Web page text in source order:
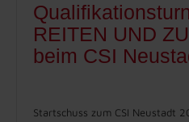
REITEN UND
beim CSI
Startschuss zum CSI Neustadt